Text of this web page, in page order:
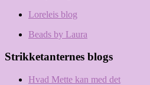
Loreleis blog
Beads by Laura
Strikketanternes blogs
Hvad Mette kan med det